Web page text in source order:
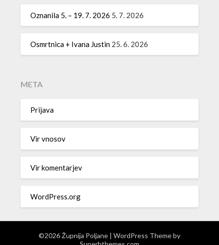
Oznanila 5. – 19. 7. 2026 5. 7. 2026
Osmrtnica + Ivana Justin 25. 6. 2026
META
Prijava
Vir vnosov
Vir komentarjev
WordPress.org
©2026 Župnija Poljane | WordPress Theme by